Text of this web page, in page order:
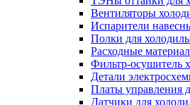
Вентиляторы
Испарители
Полки для
Расходные
Фильтр-осушитель
Детали
Платы управления
Датчики для